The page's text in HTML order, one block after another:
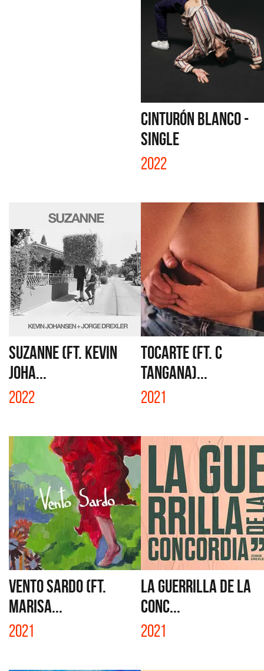
CINTURÓN BLANCO -
SINGLE
2022
SUZANNE (FT. KEVIN
JOHA...
2022
TOCARTE (FT. C
TANGANA)...
2021
VENTO SARDO (FT.
MARISA...
2021
LA GUERRILLA DE LA
CONC...
2021